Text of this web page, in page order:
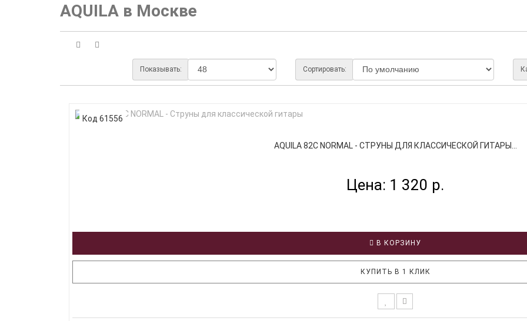
AQUILA в Москве
Сортировать:
Показывать:
Код 61556
AQUILA 82C NORMAL - СТРУНЫ ДЛЯ КЛАССИЧЕСКОЙ ГИТАРЫ...
Цена: 1 320 р.
В КОРЗИНУ
КУПИТЬ В 1 КЛИК